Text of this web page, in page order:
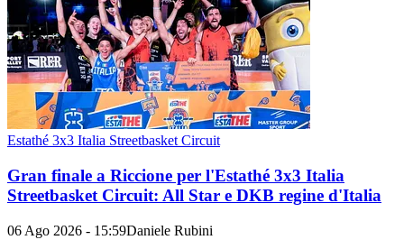
Estathé 3x3 Italia Streetbasket Circuit
Gran finale a Riccione per l'Estathé 3x3 Italia
Streetbasket Circuit: All Star e DKB regine d'Italia
06 Ago 2026 - 15:59Daniele Rubini